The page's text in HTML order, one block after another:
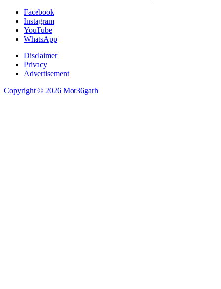
Facebook
Instagram
YouTube
WhatsApp
Disclaimer
Privacy
Advertisement
Copyright © 2026 Mor36garh